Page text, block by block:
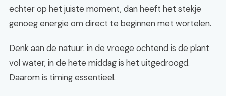
echter op het juiste moment, dan heeft het stekje
genoeg energie om direct te beginnen met wortelen.
Denk aan de natuur: in de vroege ochtend is de plant
vol water, in de hete middag is het uitgedroogd.
Daarom is timing essentieel.